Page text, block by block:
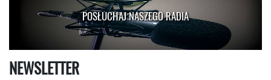
POSŁUCHAJ NASZEGO RADIA
NEWSLETTER